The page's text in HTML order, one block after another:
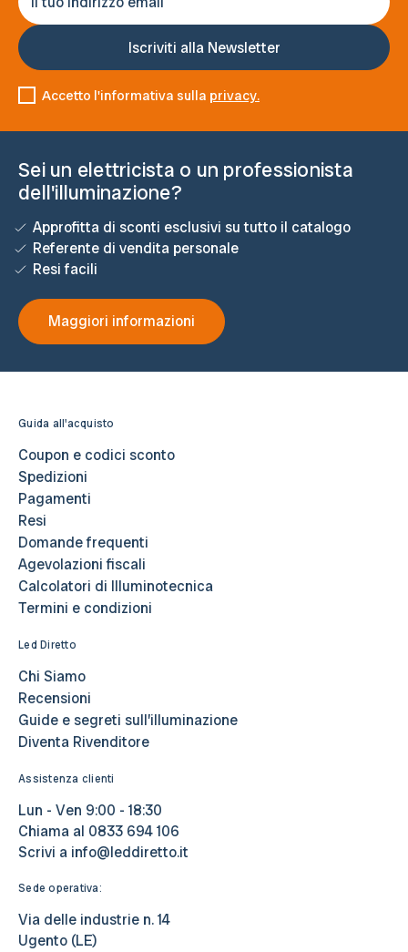
Accetto l'informativa sulla privacy.
Sei un elettricista o un professionista
dell'illuminazione?
Approfitta di sconti esclusivi su tutto il catalogo
Referente di vendita personale
Resi facili
Maggiori informazioni
Guida all'acquisto
Coupon e codici sconto
Spedizioni
Pagamenti
Resi
Domande frequenti
Agevolazioni fiscali
Calcolatori di Illuminotecnica
Termini e condizioni
Led Diretto
Chi Siamo
Recensioni
Guide e segreti sull’illuminazione
Diventa Rivenditore
Assistenza clienti
Lun - Ven 9:00 - 18:30
Chiama al 0833 694 106
Scrivi a info@leddiretto.it
Sede operativa:
Via delle industrie n. 14
Ugento (LE)